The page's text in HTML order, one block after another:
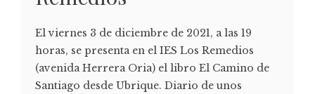
El viernes 3 de diciembre de 2021, a las 19
horas, se presenta en el IES Los Remedios
(avenida Herrera Oria) el libro El Camino de
Santiago desde Ubrique. Diario de unos